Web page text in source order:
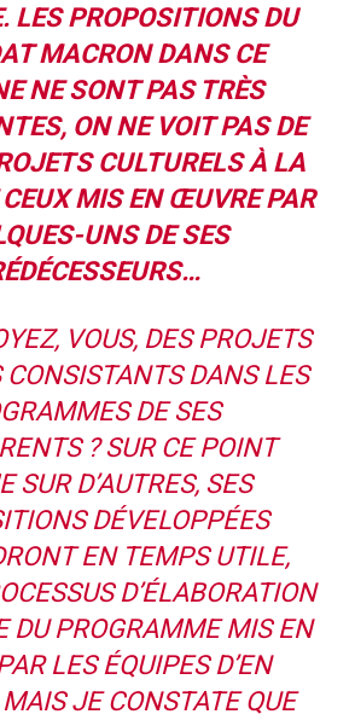
LES PROPOSITIONS DU
MACRON DANS CE
NE SONT PAS TRÈS
ON NE VOIT PAS DE
CULTURELS À LA
CEUX MIS EN ŒUVRE PAR
UNS DE SES
VOUS, DES PROJETS
CONSISTANTS DANS LES
DE SES
? SUR CE POINT
SUR D’AUTRES, SES
DÉVELOPPÉES
EN TEMPS UTILE,
D’ÉLABORATION
DU PROGRAMME MIS EN
LES ÉQUIPES D’EN
JE CONSTATE QUE